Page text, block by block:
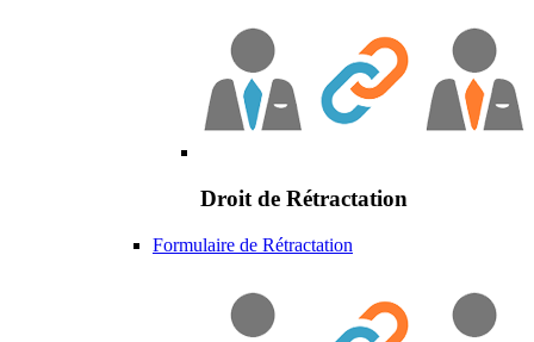
Droit de Rétractation
Formulaire de Rétractation